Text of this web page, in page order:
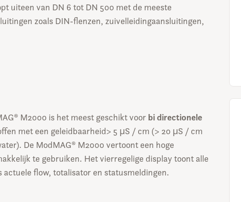
uiteen van DN 6 tot DN 500 met de meeste
zoals DIN-flenzen, zuivelleidingaansluitingen,
M2000 is het meest geschikt voor bi directionele
met een geleidbaarheid> 5 μS / cm (> 20 μS / cm
De ModMAG® M2000 vertoont een hoge
te gebruiken. Het vierregelige display toont alle
actuele flow, totalisator en statusmeldingen.